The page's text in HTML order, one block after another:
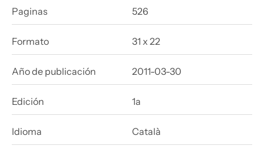
Paginas 526
Formato 31 x 22
Año de publicación 2011-03-30
Edición 1a
Idioma Català